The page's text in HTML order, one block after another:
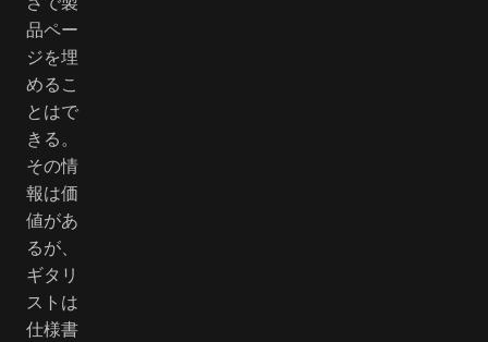
品ペー
ジを埋
めるこ
とはで
きる。
その情
報は価
値があ
るが、
ギタリ
ストは
仕様書